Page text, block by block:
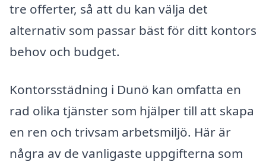
tre offerter, så att du kan välja det
alternativ som passar bäst för ditt kontors
behov och budget.
Kontorsstädning i Dunö kan omfatta en
rad olika tjänster som hjälper till att skapa
en ren och trivsam arbetsmiljö. Här är
några av de vanligaste uppgifterna som